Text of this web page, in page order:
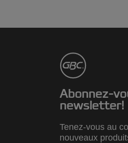
Abonnez-
newsletter!
Tenez-vous au
nouveaux